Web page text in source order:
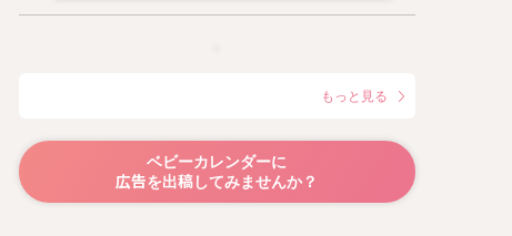
もっと見る
ベビーカレンダーに
広告を出稿してみませんか？